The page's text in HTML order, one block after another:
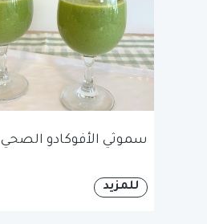
سموثي الأفوكادو الصحي
للمزيد